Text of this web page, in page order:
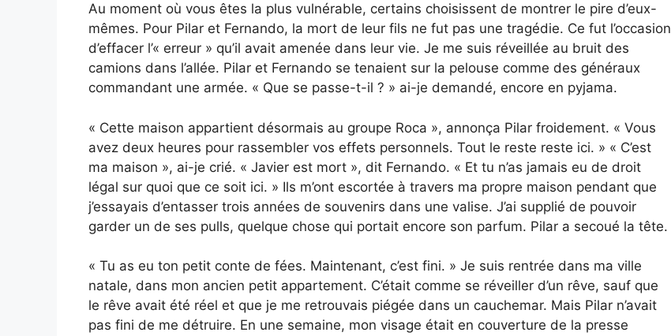
Au moment où vous êtes la plus vulnérable, certains choisissent de montrer le pire d’eux-
mêmes. Pour Pilar et Fernando, la mort de leur fils ne fut pas une tragédie. Ce fut l’occasion
d’effacer l’« erreur » qu’il avait amenée dans leur vie. Je me suis réveillée au bruit des
camions dans l’allée. Pilar et Fernando se tenaient sur la pelouse comme des généraux
commandant une armée. « Que se passe-t-il ? » ai-je demandé, encore en pyjama.
« Cette maison appartient désormais au groupe Roca », annonça Pilar froidement. « Vous
avez deux heures pour rassembler vos effets personnels. Tout le reste reste ici. » « C’est
ma maison », ai-je crié. « Javier est mort », dit Fernando. « Et tu n’as jamais eu de droit
légal sur quoi que ce soit ici. » Ils m’ont escortée à travers ma propre maison pendant que
j’essayais d’entasser trois années de souvenirs dans une valise. J’ai supplié de pouvoir
garder un de ses pulls, quelque chose qui portait encore son parfum. Pilar a secoué la tête.
« Tu as eu ton petit conte de fées. Maintenant, c’est fini. » Je suis rentrée dans ma ville
natale, dans mon ancien petit appartement. C’était comme se réveiller d’un rêve, sauf que
le rêve avait été réel et que je me retrouvais piégée dans un cauchemar. Mais Pilar n’avait
pas fini de me détruire. En une semaine, mon visage était en couverture de la presse